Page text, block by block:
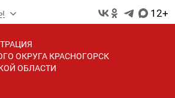
12+
ОКРУГА КРАСНОГОРСК
ОБЛАСТИ